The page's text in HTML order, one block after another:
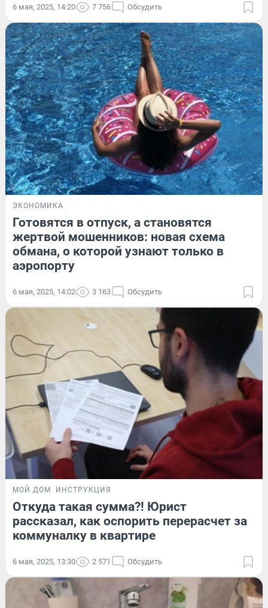
6 мая, 2025, 14:20 7 756 Обсудить
ЭКОНОМИКА
Готовятся в отпуск, а становятся
жертвой мошенников: новая схема
обмана, о которой узнают только в
аэропорту
6 мая, 2025, 14:02 3 163 Обсудить
МОЙ ДОМ ИНСТРУКЦИЯ
Откуда такая сумма?! Юрист
рассказал, как оспорить перерасчет за
коммуналку в квартире
6 мая, 2025, 13:30 2 571 Обсудить